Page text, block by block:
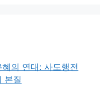
의 연대: 사도행전
본질